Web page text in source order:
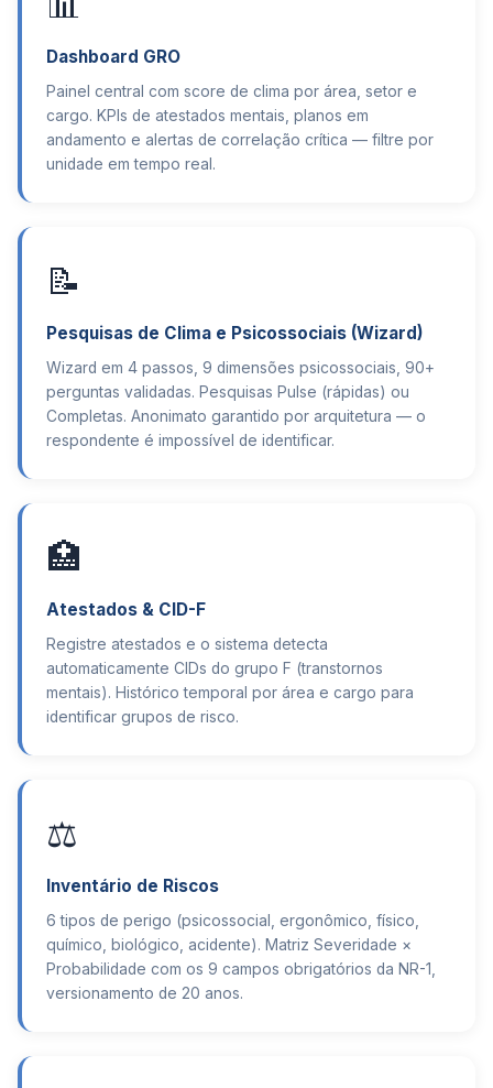
Dashboard GRO
Painel central com score de clima por área, setor e
cargo. KPIs de atestados mentais, planos em
andamento e alertas de correlação crítica — filtre por
unidade em tempo real.
📝
Pesquisas de Clima e Psicossociais (Wizard)
Wizard em 4 passos, 9 dimensões psicossociais, 90+
perguntas validadas. Pesquisas Pulse (rápidas) ou
Completas. Anonimato garantido por arquitetura — o
respondente é impossível de identificar.
🏥
Atestados & CID-F
Registre atestados e o sistema detecta
automaticamente CIDs do grupo F (transtornos
mentais). Histórico temporal por área e cargo para
identificar grupos de risco.
⚖️
Inventário de Riscos
6 tipos de perigo (psicossocial, ergonômico, físico,
químico, biológico, acidente). Matriz Severidade ×
Probabilidade com os 9 campos obrigatórios da NR-1,
versionamento de 20 anos.